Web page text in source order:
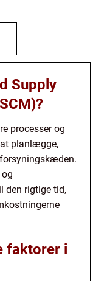
Supply
processer og
planlægge,
den rigtige tid,
faktorer i